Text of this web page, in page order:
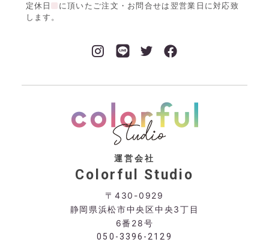
定休日
に頂いたご注文・お問合せは翌営業日に対応致
します。
運営会社
Colorful Studio
〒430-0929
静岡県浜松市中央区中央3丁目
6番28号
050-3396-2129